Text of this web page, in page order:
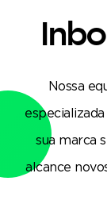
Nossa
sua marca
alcance